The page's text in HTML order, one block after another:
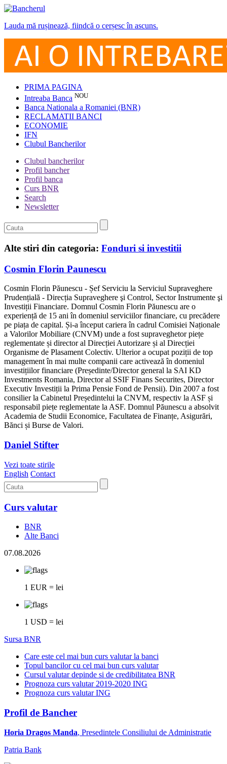
Lauda mă rușinează, fiindcă o cerșesc în ascuns.
PRIMA PAGINA
Intreaba Banca NOU
Banca Nationala a Romaniei (BNR)
RECLAMATII BANCI
ECONOMIE
IFN
Clubul Bancherilor
Clubul bancherilor
Profil bancher
Profil banca
Curs BNR
Search
Newsletter
Alte stiri din categoria: Fonduri si investitii
Cosmin Florin Paunescu
Cosmin Florin Păunescu - Șef Serviciu la Serviciul Supraveghere
Prudențială - Direcția Supraveghere şi Control, Sector Instrumente şi
Investiții Financiare. Domnul Cosmin Florin Păunescu are o
experiență de 15 ani în domeniul serviciilor financiare, cu precădere
pe piața de capital. Și-a început cariera în cadrul Comisiei Naționale
a Valorilor Mobiliare (CNVM) unde a fost supraveghetor piețe
reglementate și director al Direcției Autorizare și al Direcției
Organisme de Plasament Colectiv. Ulterior a ocupat poziții de top
management în mai multe companii care activează în domeniul
investițiilor financiare (Președinte/Director general la SAI KD
Investments Romania, Director al SSIF Finans Securites, Director
Executiv Investiții la Prima Pensie Fond de Pensii). Din 2007 a fost
consilier la Cabinetul Președintelui la CNVM, respectiv la ASF și
responsabil piețe reglementate la ASF. Domnul Păunescu a absolvit
Academia de Studii Economice, Facultatea de Finanțe, Asigurări,
Bănci și Burse de Valori.
Daniel Stifter
Vezi toate stirile
English Contact
Curs valutar
BNR
Alte Banci
07.08.2026
1 EUR = lei
1 USD = lei
Sursa BNR
Care este cel mai bun curs valutar la banci
Topul bancilor cu cel mai bun curs valutar
Cursul valutar depinde si de credibilitatea BNR
Prognoza curs valutar 2019-2020 ING
Prognoza curs valutar ING
Profil de Bancher
Horia Dragos Manda, Presedintele Consiliului de Administratie
Patria Bank